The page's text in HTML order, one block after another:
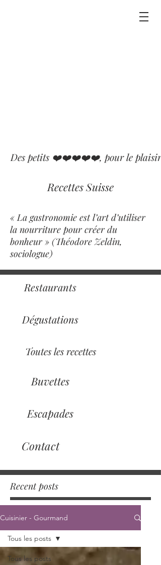
Des petits ❤️❤️❤️❤️❤️, pour le plaisir
Recettes Suisse
« La gastronomie est l’art d’utiliser
la nourriture pour créer du
bonheur » (Théodore Zeldin,
sociologue)
Restaurants
Dégustations
Toutes les recettes
Buvettes
Escapades
Contact
Recent posts
Cuisinier - Gourmand
Tous les posts
Tous les posts